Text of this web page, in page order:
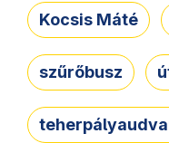
Kocsis Máté
szűrőbusz